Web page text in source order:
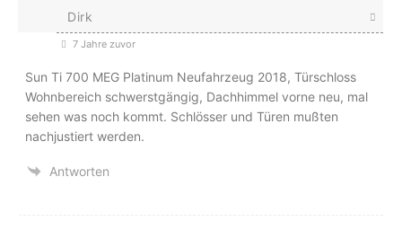
Dirk
7 Jahre zuvor
Sun Ti 700 MEG Platinum Neufahrzeug 2018, Türschloss
Wohnbereich schwerstgängig, Dachhimmel vorne neu, mal
sehen was noch kommt. Schlösser und Türen mußten
nachjustiert werden.
Antworten